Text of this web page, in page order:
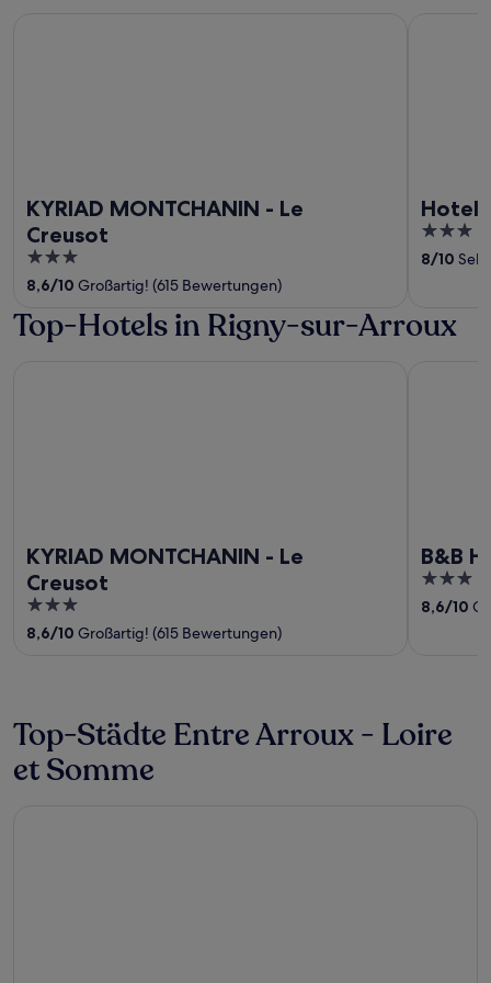
KYRIAD MONTCHANIN - Le
Creusot
3
out
5
8,6/10 Großartig! (615 Bewertungen)
Hotel
3
out
8/10
Top-Hotels in Rigny-sur-Arroux
KYRIAD MONTCHANIN - Le
Creusot
3
out
8,6/10 Großartig! (615 Bewertungen)
B&B
3
out
8,6/10
Top-Städte Entre Arroux - Loire
et Somme